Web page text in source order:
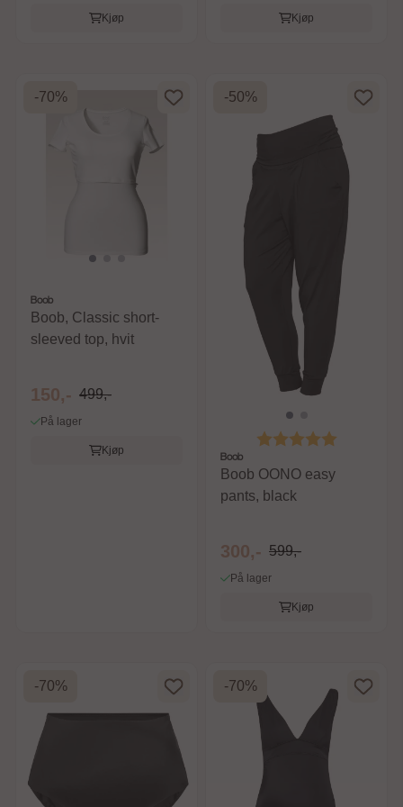
Kjøp Kjøp
-70%
Boob
Boob, Classic short-
sleeved top, hvit
150,- 499,-
På lager
Kjøp
-50%
Karakter:
Boob
Boob OONO easy
pants, black
300,- 599,-
På lager
Kjøp
-70% -70%